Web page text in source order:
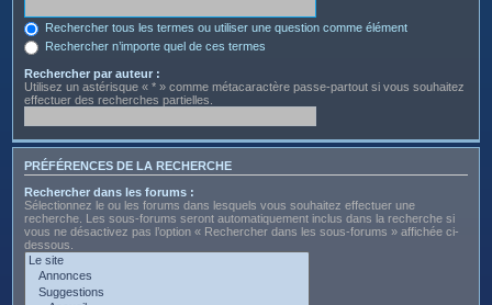
Rechercher tous les termes ou utiliser une question comme élément
Rechercher n’importe quel de ces termes
Rechercher par auteur :
Utilisez un astérisque « * » comme métacaractère passe-partout si vous souhaitez
effectuer des recherches partielles.
PRÉFÉRENCES DE LA RECHERCHE
Rechercher dans les forums :
Sélectionnez le ou les forums dans lesquels vous souhaitez effectuer une
recherche. Les sous-forums seront automatiquement inclus dans la recherche si
vous ne désactivez pas l’option « Rechercher dans les sous-forums » affichée ci-
dessous.